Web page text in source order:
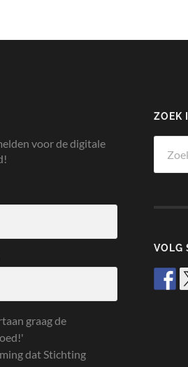
voor de digitale
graag de
dat Stichting
ZOEK
naar:
VOLG